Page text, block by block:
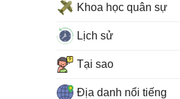
Khoa học quân sự
Lịch sử
Tại sao
Địa danh nổi tiếng